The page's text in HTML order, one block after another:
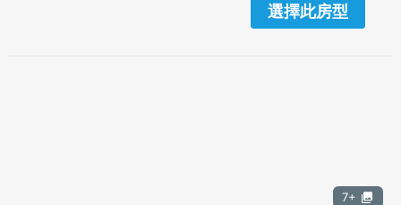
選擇此房型
7+